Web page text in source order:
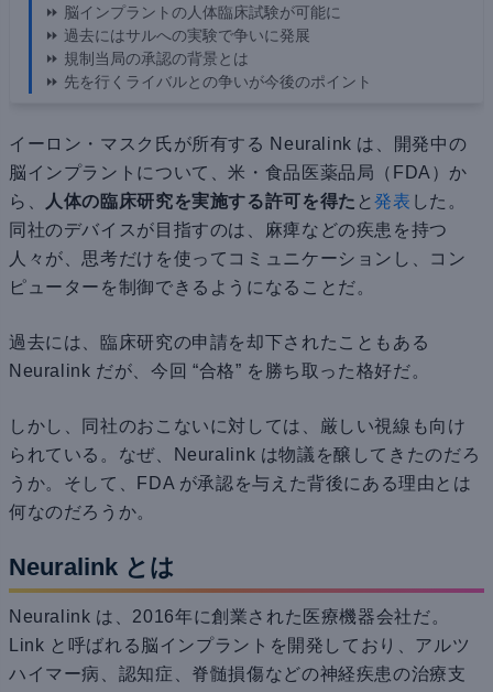
⏩ 脳インプラントの人体臨床試験が可能に
⏩ 過去にはサルへの実験で争いに発展
⏩ 規制当局の承認の背景とは
⏩ 先を行くライバルとの争いが今後のポイント
イーロン・マスク氏が所有する Neuralink は、開発中の
脳インプラントについて、米・食品医薬品局（FDA）か
ら、
人体の臨床研究を実施する許可を得た と発表 した。
同社のデバイスが目指すのは、麻痺などの疾患を持つ
人々が、思考だけを使ってコミュニケーションし、コン
ピューターを制御できるようになることだ。
過去には、臨床研究の申請を却下されたこともある
Neuralink だが、今回 “合格” を勝ち取った格好だ。
しかし、同社のおこないに対しては、厳しい視線も向け
られている。なぜ、Neuralink は物議を醸してきたのだろ
うか。そして、FDA が承認を与えた背後にある理由とは
何なのだろうか。
Neuralink とは
Neuralink は、2016年に創業された医療機器会社だ。
Link と呼ばれる脳インプラントを開発しており、アルツ
ハイマー病、認知症、脊髄損傷などの神経疾患の治療支